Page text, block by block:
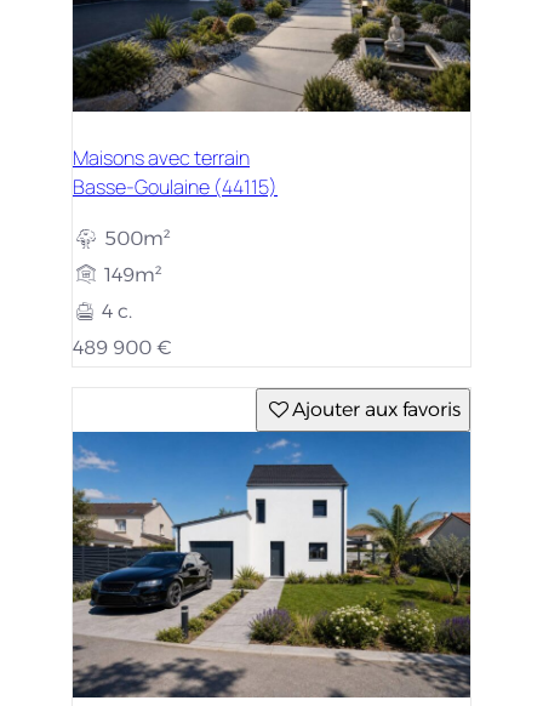
Maisons avec terrain
Basse-Goulaine (44115)
500m²
149m²
4 c.
489 900 €
Ajouter aux favoris